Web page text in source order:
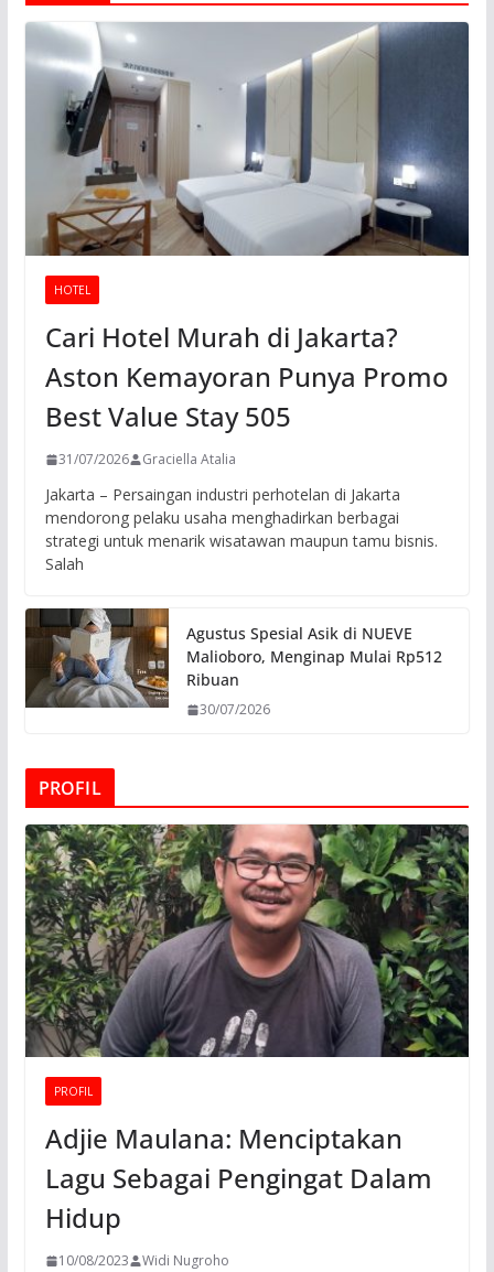
HOTEL
Cari Hotel Murah di Jakarta?
Aston Kemayoran Punya Promo
Best Value Stay 505
31/07/2026 Graciella Atalia
Jakarta – Persaingan industri perhotelan di Jakarta
mendorong pelaku usaha menghadirkan berbagai
strategi untuk menarik wisatawan maupun tamu bisnis.
Salah
Agustus Spesial Asik di NUEVE
Malioboro, Menginap Mulai Rp512
Ribuan
30/07/2026
PROFIL
PROFIL
Adjie Maulana: Menciptakan
Lagu Sebagai Pengingat Dalam
Hidup
10/08/2023 Widi Nugroho